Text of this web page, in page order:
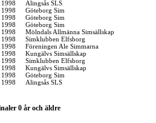
1998
Alingsås SLS
1998
Göteborg Sim
1998
Göteborg Sim
1998
Göteborg Sim
1998
Mölndals Allmänna Simsällskap
1998
Simklubben Elfsborg
1998
Föreningen Ale Simmarna
1998
Kungälvs Simsällskap
1998
Simklubben Elfsborg
1998
Kungälvs Simsällskap
1998
Göteborg Sim
1998 Alingsås SLS
0 år och äldre